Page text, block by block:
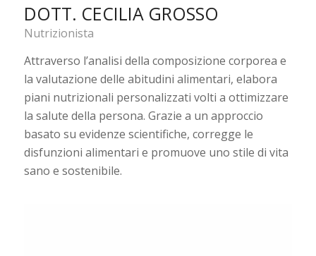
DOTT. CECILIA GROSSO
Nutrizionista
Attraverso l’analisi della composizione corporea e
la valutazione delle abitudini alimentari, elabora
piani nutrizionali personalizzati volti a ottimizzare
la salute della persona. Grazie a un approccio
basato su evidenze scientifiche, corregge le
disfunzioni alimentari e promuove uno stile di vita
sano e sostenibile.